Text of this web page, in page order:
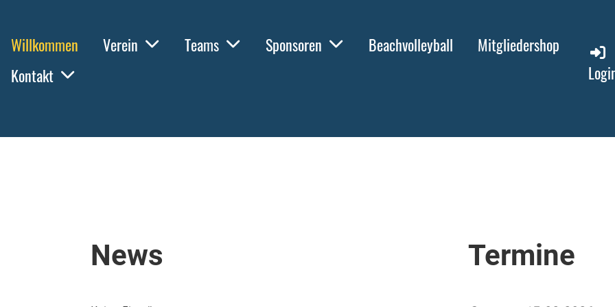
Willkommen Verein Teams Sponsoren Beachvolleyball
Mitgliedershop
Kontakt
News Termine